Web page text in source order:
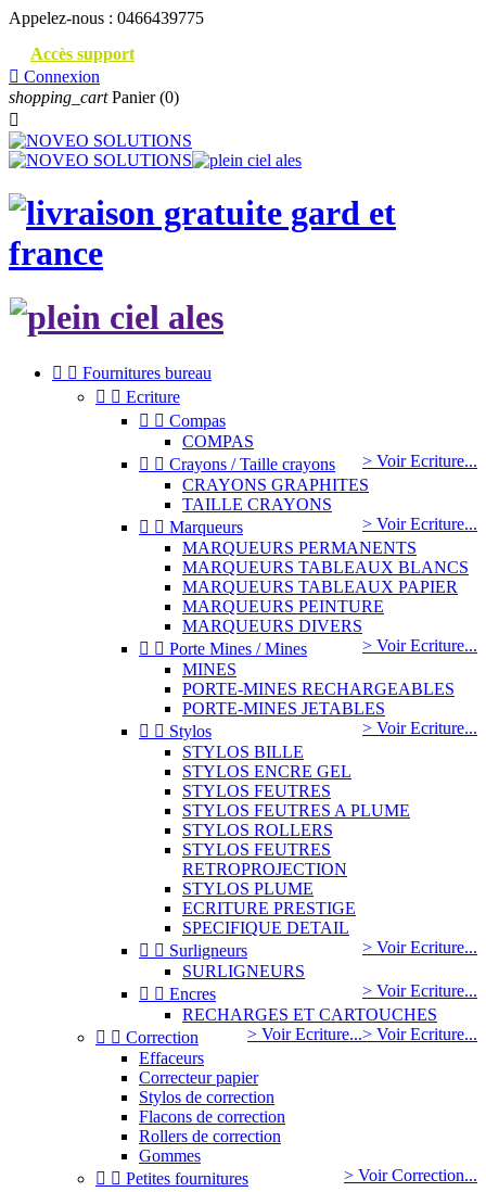
Appelez-nous : 0466439775
Accès support
 Connexion
shopping_cart Panier (0)

  Fournitures bureau
  Ecriture
  Compas
COMPAS
> Voir Ecriture...
  Crayons / Taille crayons
CRAYONS GRAPHITES
TAILLE CRAYONS
> Voir Ecriture...
  Marqueurs
MARQUEURS PERMANENTS
MARQUEURS TABLEAUX BLANCS
MARQUEURS TABLEAUX PAPIER
MARQUEURS PEINTURE
MARQUEURS DIVERS
> Voir Ecriture...
  Porte Mines / Mines
MINES
PORTE-MINES RECHARGEABLES
PORTE-MINES JETABLES
> Voir Ecriture...
  Stylos
STYLOS BILLE
STYLOS ENCRE GEL
STYLOS FEUTRES
STYLOS FEUTRES A PLUME
STYLOS ROLLERS
STYLOS FEUTRES
RETROPROJECTION
STYLOS PLUME
ECRITURE PRESTIGE
SPECIFIQUE DETAIL
> Voir Ecriture...
  Surligneurs
SURLIGNEURS
> Voir Ecriture...
  Encres
RECHARGES ET CARTOUCHES
> Voir Ecriture...
> Voir Ecriture...
  Correction
Effaceurs
Correcteur papier
Stylos de correction
Flacons de correction
Rollers de correction
Gommes
> Voir Correction...
  Petites fournitures